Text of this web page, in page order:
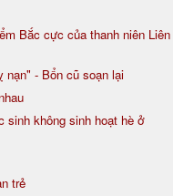
Bắc cực của thanh niên Liên
nạn" - Bổn cũ soạn lại
sinh không sinh hoạt hè ở
trẻ